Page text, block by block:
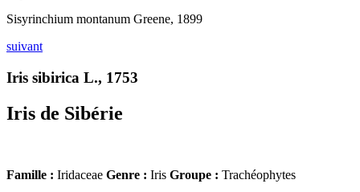
Sisyrinchium montanum Greene, 1899
suivant
Iris sibirica L., 1753
Iris de Sibérie
Famille : Iridaceae Genre : Iris Groupe : Trachéophytes